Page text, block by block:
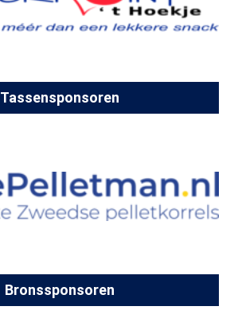
Tassensponsoren
Bronssponsoren